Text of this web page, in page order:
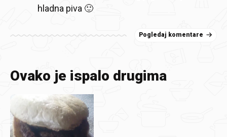
hladna piva 🙂
Pogledaj komentare
Ovako je ispalo drugima